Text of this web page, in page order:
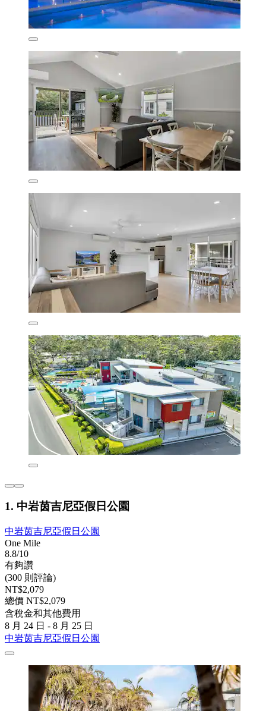
1. 中岩茵吉尼亞假日公園
中岩茵吉尼亞假日公園
One Mile
8.8/10
有夠讚
(300 則評論)
NT$2,079
總價 NT$2,079
含稅金和其他費用
8 月 24 日 - 8 月 25 日
中岩茵吉尼亞假日公園